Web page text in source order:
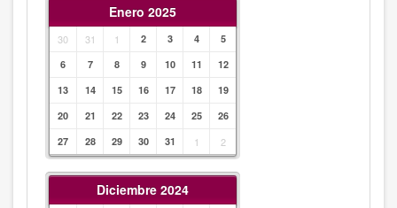
Enero 2025
30 31 1 2 3 4
5
6
7 8 9 10 11
12
13
14 15 16 17 18
19
20
21 22 23 24 25
26
27
28 29 30 31 1 2
Diciembre 2024